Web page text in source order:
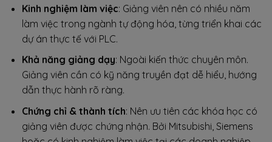
Kinh nghiệm làm việc: Giảng viên nên có nhiều năm
làm việc trong ngành tự động hóa, từng triển khai các
dự án thực tế với PLC.
Khả năng giảng dạy: Ngoài kiến thức chuyên môn.
Giảng viên cần có kỹ năng truyền đạt dễ hiểu, hướng
dẫn thực hành rõ ràng.
Chứng chỉ & thành tích: Nên ưu tiên các khóa học có
giảng viên được chứng nhận. Bởi Mitsubishi, Siemens